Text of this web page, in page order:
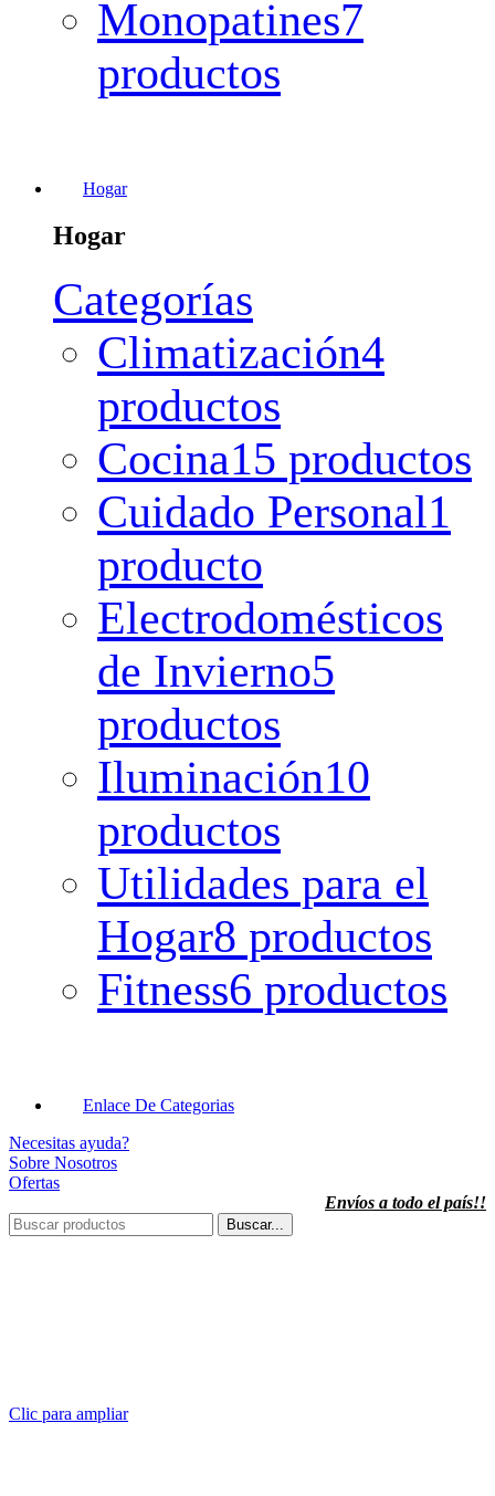
Monopatines7
productos
Hogar
Hogar
Categorías
Climatización4
productos
Cocina15 productos
Cuidado Personal1
producto
Electrodomésticos
de Invierno5
productos
Iluminación10
productos
Utilidades para el
Hogar8 productos
Fitness6 productos
Enlace De Categorias
Necesitas ayuda?
Sobre Nosotros
Ofertas
Envíos a todo el país!!
Buscar...
Clic para ampliar